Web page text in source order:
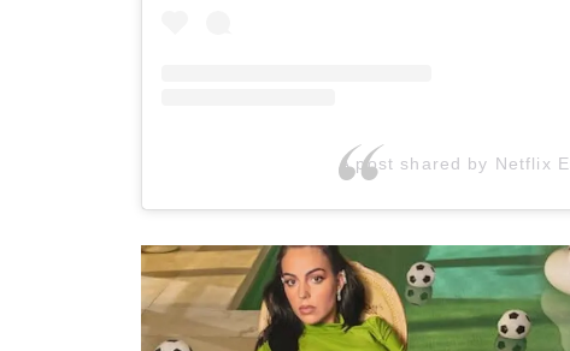
A post shared by Netflix